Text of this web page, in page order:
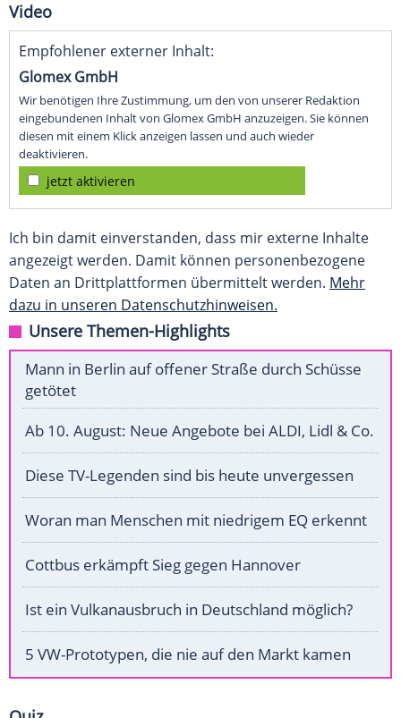
Video
Empfohlener externer Inhalt:
Glomex GmbH
Wir benötigen Ihre Zustimmung, um den von unserer Redaktion
eingebundenen Inhalt von Glomex GmbH anzuzeigen. Sie können
diesen mit einem Klick anzeigen lassen und auch wieder
deaktivieren.
jetzt aktivieren
Ich bin damit einverstanden, dass mir externe Inhalte
angezeigt werden. Damit können personenbezogene
Daten an Drittplattformen übermittelt werden. Mehr
dazu in unseren Datenschutzhinweisen.
Unsere Themen-Highlights
Mann in Berlin auf offener Straße durch Schüsse
getötet
Ab 10. August: Neue Angebote bei ALDI, Lidl & Co.
Diese TV-Legenden sind bis heute unvergessen
Woran man Menschen mit niedrigem EQ erkennt
Cottbus erkämpft Sieg gegen Hannover
Ist ein Vulkanausbruch in Deutschland möglich?
5 VW-Prototypen, die nie auf den Markt kamen